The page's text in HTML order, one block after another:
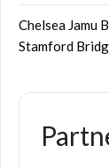
Chelsea Jamu
Stamford